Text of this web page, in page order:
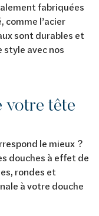
fabriquées
comme l’acier
sont durables et
avec nos
votre tête
le mieux ?
douches à effet de
rondes et
à votre douche